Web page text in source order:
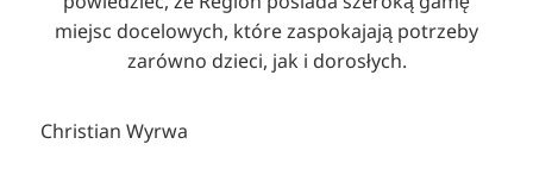
miejsc docelowych, które zaspokajają potrzeby
zarówno dzieci, jak i dorosłych.
Christian Wyrwa